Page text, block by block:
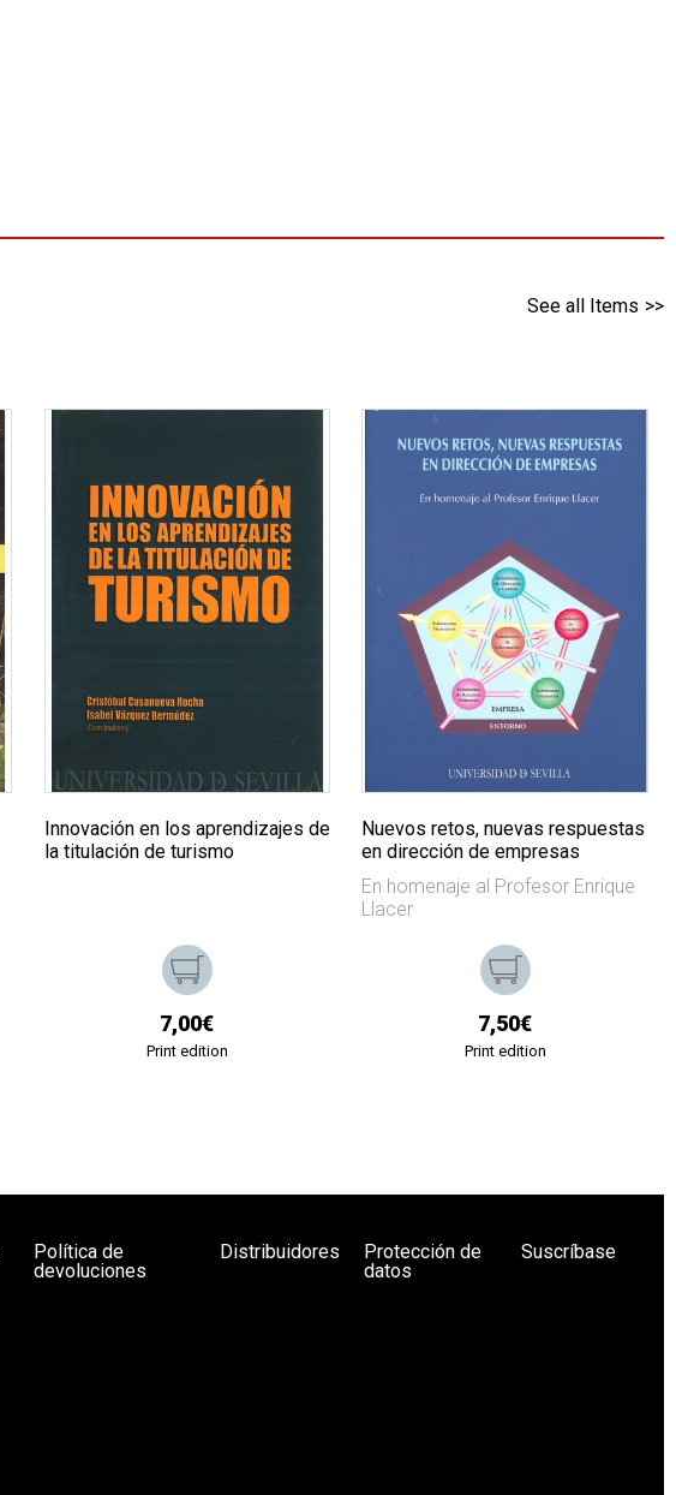
See all Items
Innovación en los aprendizajes de
la titulación de turismo
7,00€
Print edition
Nuevos retos, nuevas respuestas
en dirección de empresas
En homenaje al Profesor Enrique
Llacer
7,50€
Print edition
Política de
devoluciones
Distribuidores
Protección de
datos
Suscríbase